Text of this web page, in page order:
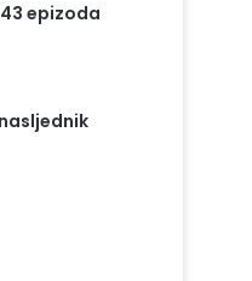
epizoda